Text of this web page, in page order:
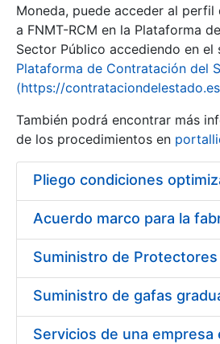
Show/Hide
Moneda, puede acceder al
a FNMT-RCM en la Plataforma
Sector Público accediendo en el
Plataforma de Contratación del
(https://
También podrá encontrar más
de los procedimientos en